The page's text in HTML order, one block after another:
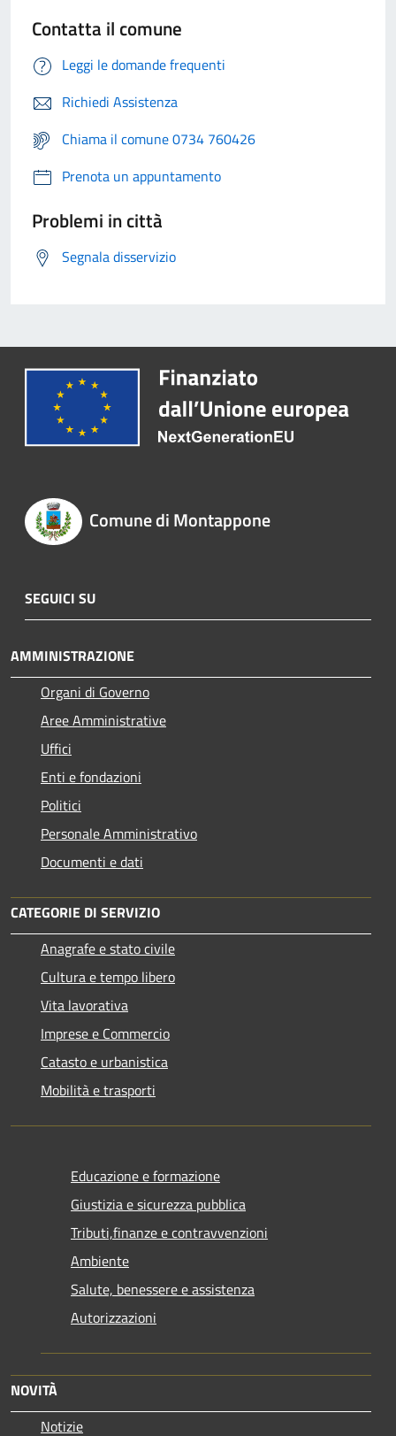
Contatta il comune
Leggi le domande frequenti
Richiedi Assistenza
Chiama il comune 0734 760426
Prenota un appuntamento
Problemi in città
Segnala disservizio
Comune di Montappone
SEGUICI SU
AMMINISTRAZIONE
Organi di Governo
Aree Amministrative
Uffici
Enti e fondazioni
Politici
Personale Amministrativo
Documenti e dati
CATEGORIE DI SERVIZIO
Anagrafe e stato civile
Cultura e tempo libero
Vita lavorativa
Imprese e Commercio
Catasto e urbanistica
Mobilità e trasporti
Educazione e formazione
Giustizia e sicurezza pubblica
Tributi,finanze e contravvenzioni
Ambiente
Salute, benessere e assistenza
Autorizzazioni
NOVITÀ
Notizie